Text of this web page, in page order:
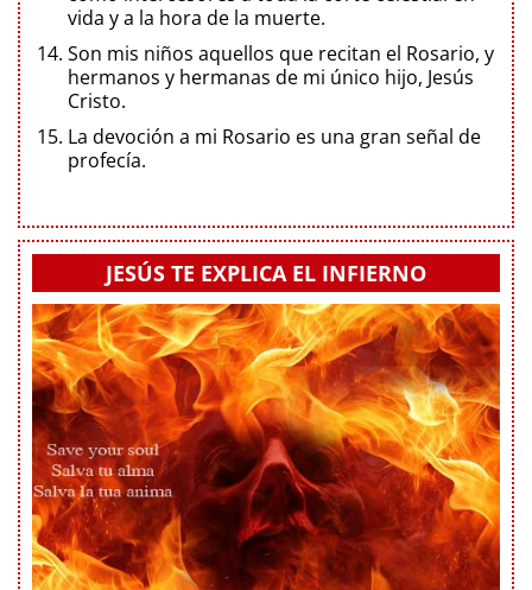
vida y a la hora de la muerte.
Son mis niños aquellos que recitan el Rosario, y
hermanos y hermanas de mi único hijo, Jesús
Cristo.
La devoción a mi Rosario es una gran señal de
profecía.
JESÚS TE EXPLICA EL INFIERNO